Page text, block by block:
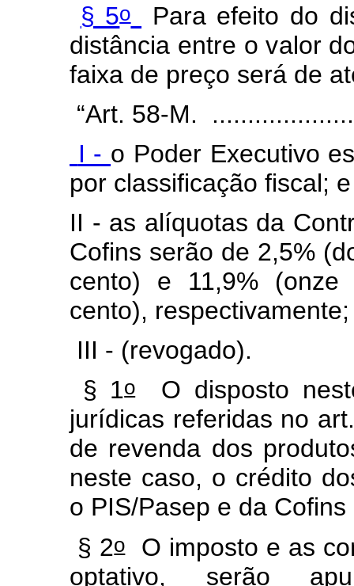
§ 5o
Para efeito do
distância entre o valor
faixa de preço será de
“Art. 58-M.
I - o Poder Executivo
por classificação fiscal; e
II - as alíquotas da
Cofins serão de 2,5%
cento) e 11,9%
cento), respectivamente;
III - (revogado).
§ 1oO disposto
jurídicas referidas no
de revenda dos
neste caso, o crédito
o PIS/Pasep e da
§ 2oO imposto e as
optativo, serão